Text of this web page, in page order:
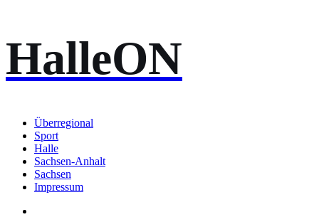
Inhalt
springen
HalleON
Überregional
Sport
Halle
Sachsen-Anhalt
Sachsen
Impressum